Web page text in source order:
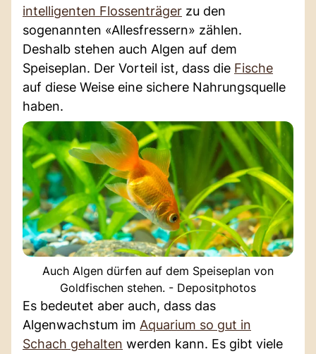
intelligenten Flossenträger zu den
sogenannten «Allesfressern» zählen.
Deshalb stehen auch Algen auf dem
Speiseplan. Der Vorteil ist, dass die Fische
auf diese Weise eine sichere Nahrungsquelle
haben.
Auch Algen dürfen auf dem Speiseplan von
Goldfischen stehen. - Depositphotos
Es bedeutet aber auch, dass das
Algenwachstum im Aquarium so gut in
Schach gehalten werden kann. Es gibt viele